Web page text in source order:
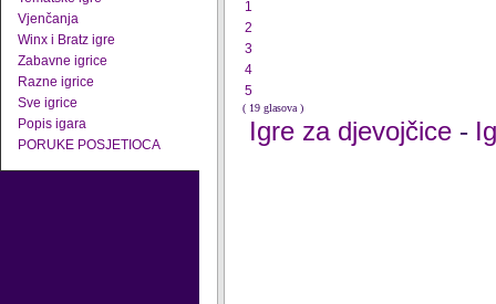
Vjenčanja
Winx i Bratz igre
Zabavne igrice
Razne igrice
Sve igrice
Popis igara
PORUKE POSJETIOCA
1
2
3
4
5
( 19 glasova )
Igre za djevojčice -